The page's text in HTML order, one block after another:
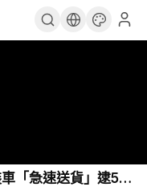
「急速送貨」逮5嫌